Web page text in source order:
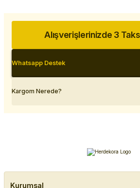
Alışverişlerinizde 3
Whatsapp Destek
Kargom Nerede?
Kurumsal